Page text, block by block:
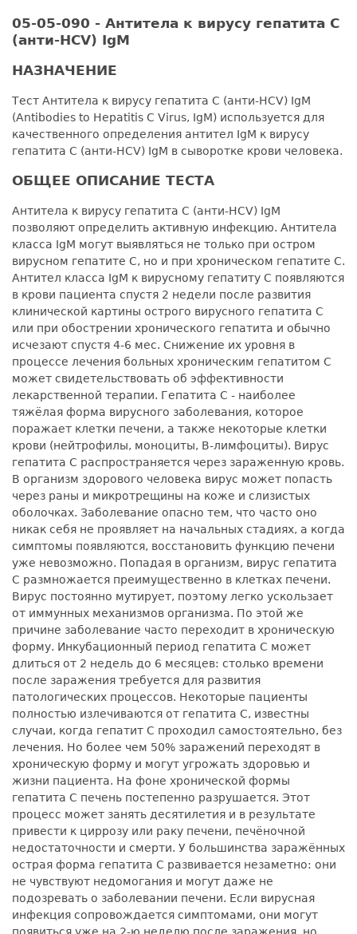
05-05-090 - Антитела к вирусу гепатита С
(анти-HCV) IgМ
НАЗНАЧЕНИЕ
Тест Антитела к вирусу гепатита С (анти-HCV) IgМ
(Antibodies to Hepatitis C Virus, IgM) используется для
качественного определения антител IgМ к вирусу
гепатита С (анти-HCV) IgМ в сыворотке крови человека.
ОБЩЕЕ ОПИСАНИЕ ТЕСТА
Антитела к вирусу гепатита С (анти-HCV) IgМ
позволяют определить активную инфекцию. Антитела
класса IgМ могут выявляться не только при остром
вирусном гепатите С, но и при хроническом гепатите С.
Антител класса IgМ к вирусному гепатиту С появляются
в крови пациента спустя 2 недели после развития
клинической картины острого вирусного гепатита С
или при обострении хронического гепатита и обычно
исчезают спустя 4-6 мес. Снижение их уровня в
процессе лечения больных хроническим гепатитом С
может свидетельствовать об эффективности
лекарственной терапии. Гепатита С - наиболее
тяжёлая форма вирусного заболевания, которое
поражает клетки печени, а также некоторые клетки
крови (нейтрофилы, моноциты, В-лимфоциты). Вирус
гепатита С распространяется через зараженную кровь.
В организм здорового человека вирус может попасть
через раны и микротрещины на коже и слизистых
оболочках. Заболевание опасно тем, что часто оно
никак себя не проявляет на начальных стадиях, а когда
симптомы появляются, восстановить функцию печени
уже невозможно. Попадая в организм, вирус гепатита
С размножается преимущественно в клетках печени.
Вирус постоянно мутирует, поэтому легко ускользает
от иммунных механизмов организма. По этой же
причине заболевание часто переходит в хроническую
форму. Инкубационный период гепатита С может
длиться от 2 недель до 6 месяцев: столько времени
после заражения требуется для развития
патологических процессов. Некоторые пациенты
полностью излечиваются от гепатита С, известны
случаи, когда гепатит С проходил самостоятельно, без
лечения. Но более чем 50% заражений переходят в
хроническую форму и могут угрожать здоровью и
жизни пациента. На фоне хронической формы
гепатита С печень постепенно разрушается. Этот
процесс может занять десятилетия и в результате
привести к циррозу или раку печени, печёночной
недостаточности и смерти. У большинства заражённых
острая форма гепатита С развивается незаметно: они
не чувствуют недомогания и могут даже не
подозревать о заболевании печени. Если вирусная
инфекция сопровождается симптомами, они могут